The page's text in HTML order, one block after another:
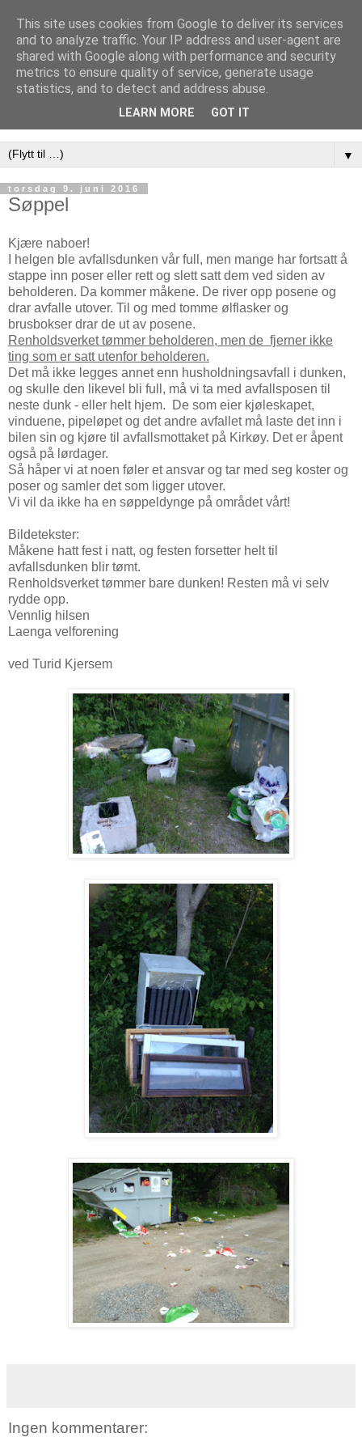
Laenga hyttegrend
Velkommen til nettsiden for Laenga Hyttegrend. Her ligger
informasjon til hytteeiere og andre som er interessert i
▼
torsdag 9. juni 2016
Søppel
Kjære naboer!
I helgen ble avfallsdunken vår full, men mange har fortsatt å
stappe inn poser eller rett og slett satt dem ved siden av
beholderen. Da kommer måkene. De river opp posene og
drar avfalle utover. Til og med tomme ølflasker og
brusbokser drar de ut av posene.
Renholdsverket tømmer beholderen, men de fjerner ikke
ting som er satt utenfor beholderen.
Det må ikke legges annet enn husholdningsavfall i dunken,
og skulle den likevel bli full, må vi ta med avfallsposen til
neste dunk - eller helt hjem. De som eier kjøleskapet,
vinduene, pipeløpet og det andre avfallet må laste det inn i
bilen sin og kjøre til avfallsmottaket på Kirkøy. Det er åpent
også på lørdager.
Så håper vi at noen føler et ansvar og tar med seg koster og
poser og samler det som ligger utover.
Vi vil da ikke ha en søppeldynge på området vårt!
Bildetekster:
Måkene hatt fest i natt, og festen forsetter helt til
avfallsdunken blir tømt.
Renholdsverket tømmer bare dunken! Resten må vi selv
rydde opp.
Vennlig hilsen
Laenga velforening
ved Turid Kjersem
Ingen kommentarer:
This site uses cookies from Google to deliver its services
and to analyze traffic. Your IP address and user-agent are
shared with Google along with performance and security
metrics to ensure quality of service, generate usage
statistics, and to detect and address abuse.
LEARN MORE GOT IT